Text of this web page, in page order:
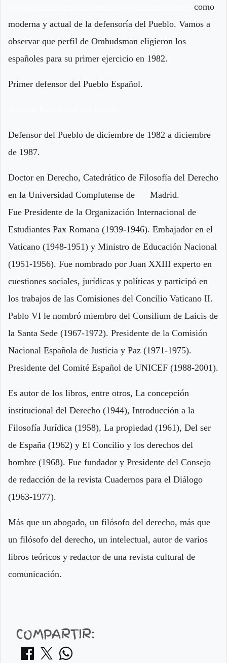
como
moderna y actual de la defensoría del Pueblo. Vamos a
observar que perfil de Ombudsman eligieron los
españoles para su primer ejercicio en 1982.
Primer defensor del Pueblo Español.
Defensor del Pueblo de diciembre de 1982 a diciembre
de 1987.
Doctor en Derecho, Catedrático de Filosofía del Derecho
en la Universidad Complutense de Madrid.
Fue Presidente de la Organización Internacional de
Estudiantes Pax Romana (1939-1946). Embajador en el
Vaticano (1948-1951) y Ministro de Educación Nacional
(1951-1956). Fue nombrado por Juan XXIII experto en
cuestiones sociales, jurídicas y políticas y participó en
los trabajos de las Comisiones del Concilio Vaticano II.
Pablo VI le nombró miembro del Consilium de Laicis de
la Santa Sede (1967-1972). Presidente de la Comisión
Nacional Española de Justicia y Paz (1971-1975).
Presidente del Comité Español de UNICEF (1988-2001).
Es autor de los libros, entre otros, La concepción
institucional del Derecho (1944), Introducción a la
Filosofía Jurídica (1958), La propiedad (1961), Del ser
de España (1962) y El Concilio y los derechos del
hombre (1968). Fue fundador y Presidente del Consejo
de redacción de la revista Cuadernos para el Diálogo
(1963-1977).
Más que un abogado, un filósofo del derecho, más que
un filósofo del derecho, un intelectual, autor de varios
libros teóricos y redactor de una revista cultural de
comunicación.
COMPARTIR: